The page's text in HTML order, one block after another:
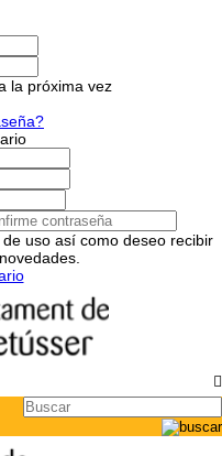
la próxima vez
uso así como deseo recibir